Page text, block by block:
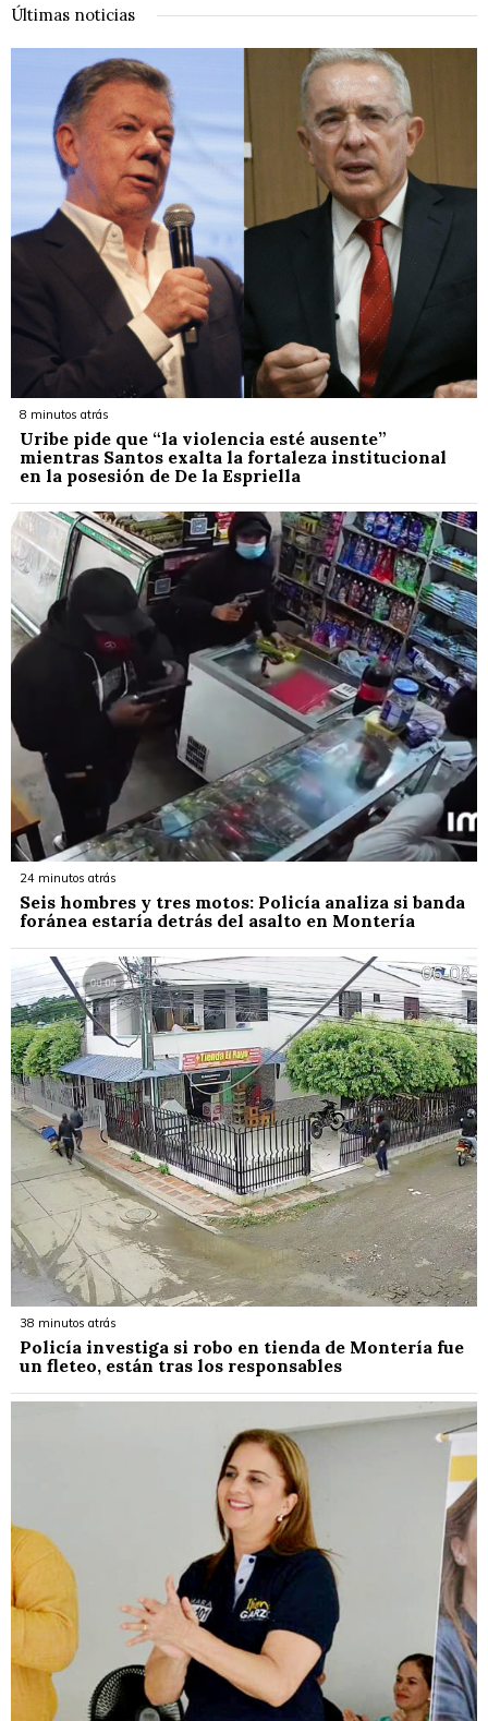
Últimas noticias
8 minutos atrás
Uribe pide que “la violencia esté ausente”
mientras Santos exalta la fortaleza institucional
en la posesión de De la Espriella
24 minutos atrás
Seis hombres y tres motos: Policía analiza si banda
foránea estaría detrás del asalto en Montería
38 minutos atrás
Policía investiga si robo en tienda de Montería fue
un fleteo, están tras los responsables